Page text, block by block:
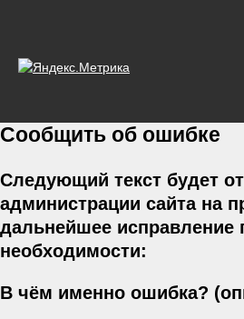
Сообщить об ошибке
Следующий текст будет
администрации сайта на
дальнейшее исправление
необходимости:
В чём именно ошибка?